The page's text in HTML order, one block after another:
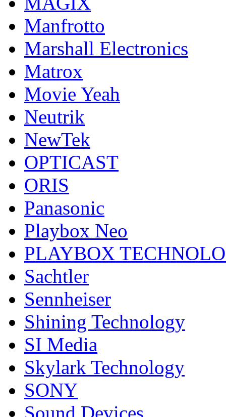
Manfrotto
Marshall Electronics
Matrox
Movie Yeah
Neutrik
NewTek
OPTICAST
ORIS
Panasonic
Playbox Neo
PLAYBOX
Sachtler
Sennheiser
Shining Technology
SI Media
Skylark Technology
SONY